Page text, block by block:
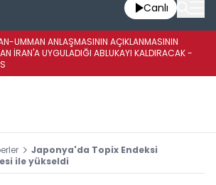
Canlı
UMMAN ANLAŞMASININ AÇIKLANMASININ
İRAN'A UYGULADIĞI ABLUKAYI KALDIRACAK -
Japonya'da Topix Endeksi
ile yükseldi